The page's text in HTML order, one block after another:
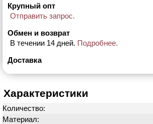
Крупный опт
Отправить запрос.
Обмен и возврат
В течении 14 дней. Подробнее.
Доставка
Характеристики
Количество:
Материал: